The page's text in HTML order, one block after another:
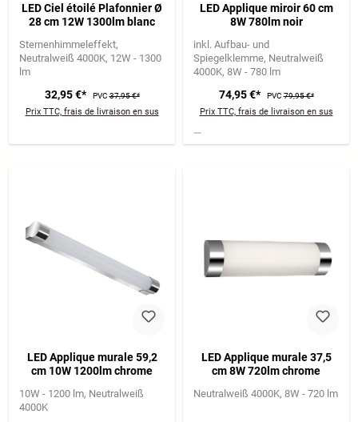
LED Ciel étoilé Plafonnier Ø
28 cm 12W 1300lm blanc
Sternenhimmeleffekt
Neutralweiß 4000K 12W - 1300
lm
32,95 €* PVC37,95 €*
Prix TTC, frais de livraison en sus
LED Applique miroir 60 cm
8W 780lm noir
inkl. Aufbau- und
Spiegelklemme Neutralweiß
4000K 8W - 780 lm
74,95 €* PVC79,95 €*
Prix TTC, frais de livraison en sus
LED Applique murale 59,2
cm 10W 1200lm chrome
10W - 1200 lm Neutralweiß
4000K
LED Applique murale 37,5
cm 8W 720lm chrome
Neutralweiß 4000K 8W - 720 lm